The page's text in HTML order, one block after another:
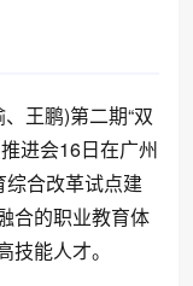
王鹏)第二期“双
进会16日在广州
综合改革试点建
合的职业教育体
能人才。